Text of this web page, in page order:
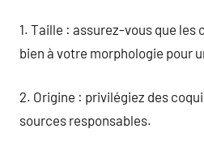
1. Taille : assurez-vous que les
bien à votre morphologie pour
2. Origine : privilégiez des
sources responsables.